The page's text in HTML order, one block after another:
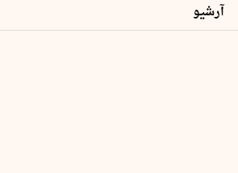
آرشیو